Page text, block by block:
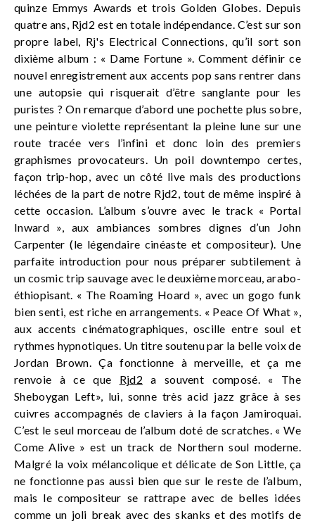
quinze Emmys Awards et trois Golden Globes. Depuis
quatre ans, Rjd2 est en totale indépendance. C’est sur son
propre label, Rj's Electrical Connections, qu’il sort son
dixième album : « Dame Fortune ». Comment définir ce
nouvel enregistrement aux accents pop sans rentrer dans
une autopsie qui risquerait d’être sanglante pour les
puristes ? On remarque d’abord une pochette plus sobre,
une peinture violette représentant la pleine lune sur une
route tracée vers l’infini et donc loin des premiers
graphismes provocateurs. Un poil downtempo certes,
façon trip-hop, avec un côté live mais des productions
léchées de la part de notre Rjd2, tout de même inspiré à
cette occasion. L’album s’ouvre avec le track « Portal
Inward », aux ambiances sombres dignes d’un John
Carpenter (le légendaire cinéaste et compositeur). Une
parfaite introduction pour nous préparer subtilement à
un cosmic trip sauvage avec le deuxième morceau, arabo-
éthiopisant. « The Roaming Hoard », avec un gogo funk
bien senti, est riche en arrangements. « Peace Of What »,
aux accents cinématographiques, oscille entre soul et
rythmes hypnotiques. Un titre soutenu par la belle voix de
Jordan Brown. Ça fonctionne à merveille, et ça me
renvoie à ce que Rjd2 a souvent composé. « The
Sheboygan Left», lui, sonne très acid jazz grâce à ses
cuivres accompagnés de claviers à la façon Jamiroquai.
C’est le seul morceau de l’album doté de scratches. « We
Come Alive » est un track de Northern soul moderne.
Malgré la voix mélancolique et délicate de Son Little, ça
ne fonctionne pas aussi bien que sur le reste de l’album,
mais le compositeur se rattrape avec de belles idées
comme un joli break avec des skanks et des motifs de